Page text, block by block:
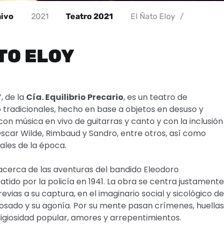
2021 Teatro 2021 El Ñato Eloy /
ELOY
, de la Cía. Equilibrio Precario, es un teatro de
hecho en base a objetos en desuso y
música en vivo de guitarras y canto y con la inclusión
Wilde, Rimbaud y Sandro, entre otros, así como
de la época.
de las aventuras del bandido Eleodoro
por la policía en 1941. La obra se centra justamente
a su captura, en el imaginario social y sicológico de
y su agonía. Por su mente pasan crímenes, huellas
popular, amores y arrepentimientos.